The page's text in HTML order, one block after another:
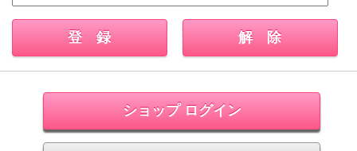
ショップ ログイン